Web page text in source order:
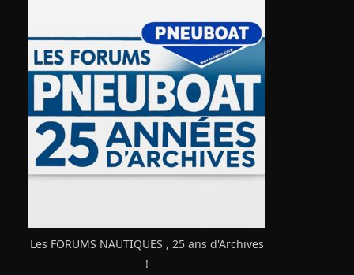
Les FORUMS NAUTIQUES , 25 ans d'Archives
!